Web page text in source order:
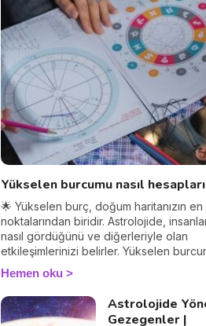
Yükselen burcumu nasıl
🌟 Yükselen burç, doğum haritanızın
noktalarından biridir. Astrolojide,
nasıl gördüğünü ve diğerleriyle olan
etkileşimlerinizi belirler. Yükselen
öğrenerek, Güneş burcunuz ve
üzerindeki etkilerini keşfedin. Peki
burç hesaplama nasıl yapılır? Çok
ihtiyacınız olan doğum saatiniz ve
Hemen oku
Astrolojide
Gezegenler |